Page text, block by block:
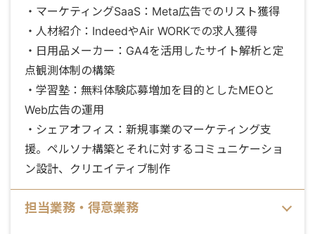
・マーケティングSaaS：Meta広告でのリスト獲得
・人材紹介：IndeedやAir WORKでの求人獲得
・日用品メーカー：GA4を活用したサイト解析と定
点観測体制の構築
・学習塾：無料体験応募増加を目的としたMEOと
Web広告の運用
・シェアオフィス：新規事業のマーケティング支
援。ペルソナ構築とそれに対するコミュニケーショ
ン設計、クリエイティブ制作
担当業務・得意業務